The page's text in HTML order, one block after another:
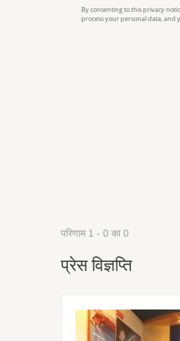
परिणाम 1 - 0 का 0
प्रेस विज्ञप्ति